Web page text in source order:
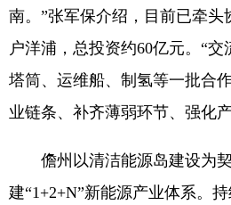
南。”张军保介绍，目前已牵头
户洋浦，总投资约60亿元。“
塔筒、运维船、制氢等一批合
业链条、补齐薄弱环节、强化
儋州以清洁能源岛建设为契
建“1+2+N”新能源产业体系。